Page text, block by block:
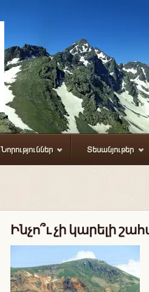
Նորություններ Տեսանյութեր
Ինչո՞ւ չի կարելի